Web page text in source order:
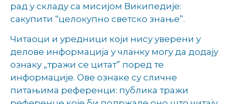
рад у складу са мисијом Википедије:
сакупити “целокупно светско знање”.
Читаоци и уредници који нису уверени у
делове информација у чланку могу да додају
ознаку „тражи се цитат” поред те
информације. Ове ознаке су сличне
питањима референци: публика тражи